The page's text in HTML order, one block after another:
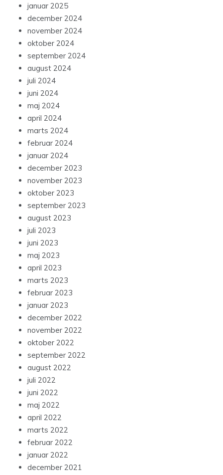
januar 2025
december 2024
november 2024
oktober 2024
september 2024
august 2024
juli 2024
juni 2024
maj 2024
april 2024
marts 2024
februar 2024
januar 2024
december 2023
november 2023
oktober 2023
september 2023
august 2023
juli 2023
juni 2023
maj 2023
april 2023
marts 2023
februar 2023
januar 2023
december 2022
november 2022
oktober 2022
september 2022
august 2022
juli 2022
juni 2022
maj 2022
april 2022
marts 2022
februar 2022
januar 2022
december 2021